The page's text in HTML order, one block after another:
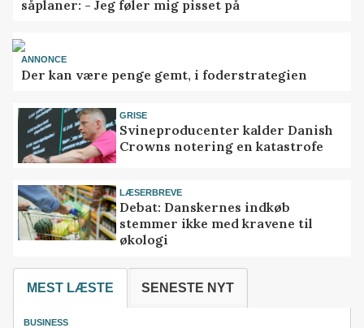
såplaner: - Jeg føler mig pisset på
ANNONCE
Der kan være penge gemt, i foderstrategien
GRISE
Svineproducenter kalder Danish
Crowns notering en katastrofe
LÆSERBREVE
Debat: Danskernes indkøb
stemmer ikke med kravene til
økologi
MEST LÆSTE SENESTE NYT
BUSINESS